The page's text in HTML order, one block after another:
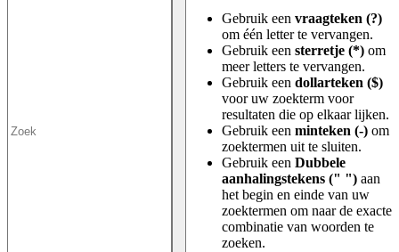
Gebruik een vraagteken (?)
om één letter te vervangen.
Gebruik een sterretje (*) om
meer letters te vervangen.
Gebruik een dollarteken ($)
voor uw zoekterm voor
resultaten die op elkaar lijken.
Gebruik een minteken (-) om
zoektermen uit te sluiten.
Gebruik een Dubbele
aanhalingstekens (" ") aan
het begin en einde van uw
zoektermen om naar de exacte
combinatie van woorden te
zoeken.